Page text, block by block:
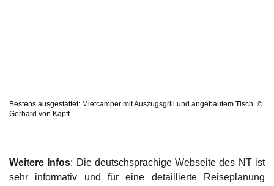
Bestens ausgestattet: Mietcamper mit Auszugsgrill und angebautem Tisch. ©
Gerhard von Kapff
Weitere Infos: Die deutschsprachige Webseite des NT ist
sehr informativ und für eine detaillierte Reiseplanung